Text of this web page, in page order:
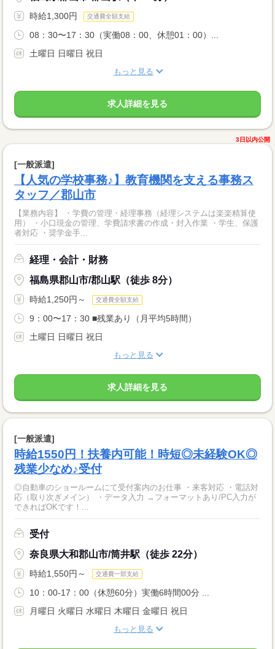
時給1,300円 交通費全額支給
08：30〜17：30（実働08：00、休憩01：00）...
土曜日 日曜日 祝日
もっと見る
求人詳細を見る
3日以内公開
[一般派遣]
【人気の学校事務♪】教育機関を支える事務ス
タッフ／郡山市
【業務内容】 ・学費の管理・経理事務（経理システムは楽楽精算使
用） ・小口現金の管理、学費請求書の作成・封入作業 ・学生、保護
者対応 ・奨学金手...
経理・会計・財務
福島県郡山市/郡山駅（徒歩 8分）
時給1,250円～ 交通費全額支給
9：00〜17：30 ■残業あり（月平均5時間）
土曜日 日曜日 祝日
もっと見る
求人詳細を見る
[一般派遣]
時給1550円！扶養内可能！時短◎未経験OK◎
残業少なめ♪受付
◎自動車のショールームにて受付案内のお仕事 ・来客対応 ・電話対
応（取り次ぎメイン） ・データ入力 →フォーマットあり/PC入力が
できればOKです！...
受付
奈良県大和郡山市/筒井駅（徒歩 22分）
時給1,550円～ 交通費一部支給
10：00-17：00（休憩60分）実働6時間00分 ...
月曜日 火曜日 水曜日 木曜日 金曜日 祝日
もっと見る